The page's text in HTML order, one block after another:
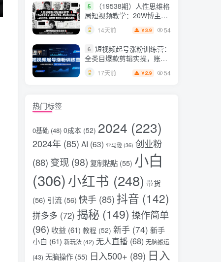
5
（19538期）人性思维格
局短视频教学：20W博主亲
授×标准化流程×字幕封面设
计×AI提示词×橱窗带货6W
14天前 ￥3.9 54
6 短视频起号涨粉训练营：
全类目爆款剪辑实操，账号
节奏规划复盘落地教程
17天前 ￥2.9 54
热门标签
0基础 (48) 0成本 (52) 2024 (223)
2024年 (85) AI (63) 亚马逊 (36) 创业粉
(88) 变现 (98) 复制粘贴 (55) 小白
(306)小红书 (248) 带货
(56) 引流 (56) 快手 (85) 抖音 (142)
拼多多 (72) 揭秘 (149) 操作简单
(96) 收益 (61) 教程 (52) 新手 (74) 新手
小白 (61) 新玩法 (42) 无人直播 (68) 无脑搬运
(43) 无脑操作 (55) 日入500+ (89) 日入